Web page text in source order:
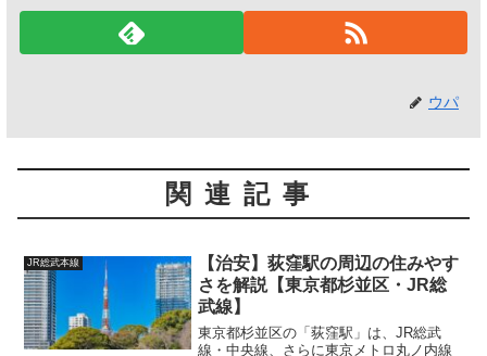
ウパ
関連記事
JR総武本線
【治安】荻窪駅の周辺の住みやす
さを解説【東京都杉並区・JR総
武線】
東京都杉並区の「荻窪駅」は、JR総武
線・中央線、さらに東京メトロ丸ノ内線